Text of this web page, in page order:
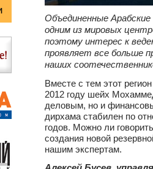
Объединенные
одним из мировых
поэтому интерес к
проявляет все больше
наших
Вместе с тем этот
2012 году шейх
деловым, но и
дирхама стабилен по
годов. Можно ли
создания новой
нашим экспертам.